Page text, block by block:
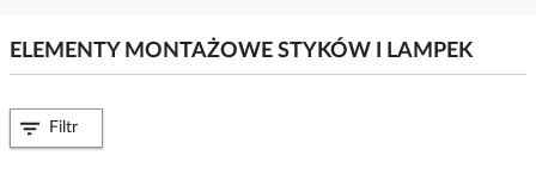
ELEMENTY MONTAŻOWE STYKÓW I LAMPEK
Filtr